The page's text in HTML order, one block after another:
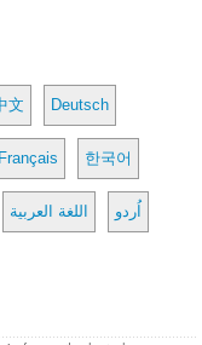
文 Deutsch
Français 한국어
اللغة العربية اُردو